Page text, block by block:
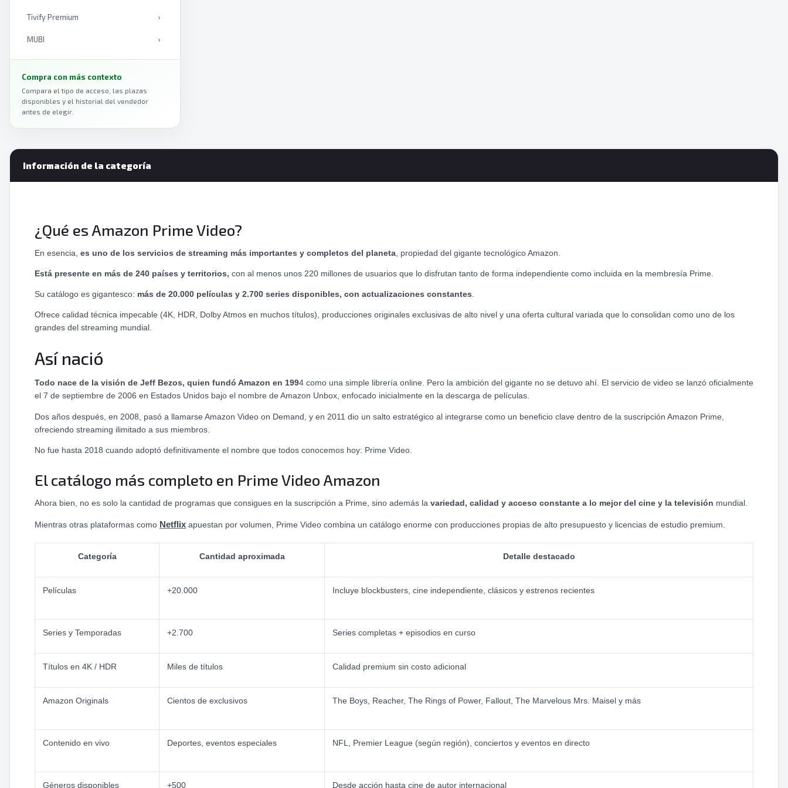
Tivify Premium ›
MUBI ›
Mediaset Infinity ›
Curiosity Stream
Anime Box
Viki ›
Plex ›
Apple TV+
HBO Max
Disney Plus
Compra con más contexto
Compara el tipo de acceso, las plazas
disponibles y el historial del vendedor
antes de elegir.
Información de la categoría
¿Qué es Amazon Prime Video?
En esencia, es uno de los servicios de streaming más importantes y completos del planeta , propiedad del gigante tecnológico Amazon.
Está presente en más de 240 países y territorios, con al menos unos 220 millones de usuarios que lo disfrutan tanto de forma independiente como incluida en la membresía Prime.
Su catálogo es gigantesco: más de 20.000 películas y 2.700 series disponibles, con actualizaciones constantes
Ofrece calidad técnica impecable (4K, HDR, Dolby Atmos en muchos títulos), producciones originales exclusivas de alto nivel y una oferta cultural variada que lo consolidan como uno de los
grandes del streaming mundial.
Así nació
Todo nace de la visión de Jeff Bezos, quien fundó Amazon en 1994 como una simple librería online. Pero la ambición del gigante no se detuvo ahí. El servicio de video se lanzó oficialmente
el 7 de septiembre de 2006 en Estados Unidos bajo el nombre de Amazon Unbox, enfocado inicialmente en la descarga de películas.
Dos años después, en 2008, pasó a llamarse Amazon Video on Demand, y en 2011 dio un salto estratégico al integrarse como un beneficio clave dentro de la suscripción Amazon Prime,
ofreciendo streaming ilimitado a sus miembros.
No fue hasta 2018 cuando adoptó definitivamente el nombre que todos conocemos hoy: Prime Video.
El catálogo más completo en Prime Video Amazon
Ahora bien, no es solo la cantidad de programas que consigues en la suscripción a Prime, sino además la variedad, calidad y acceso constante a lo mejor del cine y la televisión mundial.
Mientras otras plataformas como Netflix apuestan por volumen, Prime Video combina un catálogo enorme con producciones propias de alto presupuesto y licencias de estudio premium.
Categoría Cantidad aproximada Detalle destacado
Películas +20.000 Incluye blockbusters, cine independiente, clásicos y estrenos recientes
Series y Temporadas +2.700 Series completas + episodios en curso
Títulos en 4K / HDR Miles de títulos Calidad premium sin costo adicional
Amazon Originals Cientos de exclusivos The Boys, Reacher, The Rings of Power, Fallout, The Marvelous Mrs. Maisel y más
Contenido en vivo Deportes, eventos especiales NFL, Premier League (según región), conciertos y eventos en directo
Géneros disponibles +500 Desde acción hasta cine de autor internacional